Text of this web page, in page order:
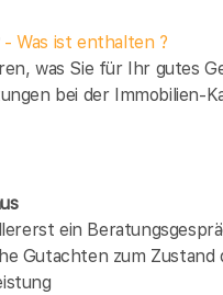
- Was ist enthalten ?
was Sie für Ihr gutes
bei der Immobilien-
ein
Gutachten zum Zustand